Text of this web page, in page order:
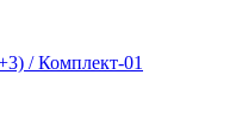
/ Комплект-01